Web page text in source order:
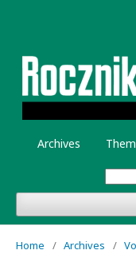
Archives
Home / Archives /